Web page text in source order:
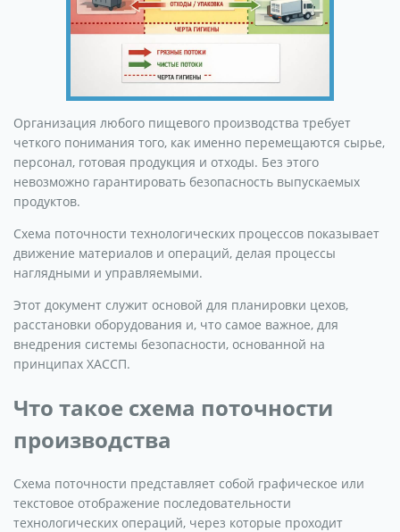
Организация любого пищевого производства требует
четкого понимания того, как именно перемещаются сырье,
персонал, готовая продукция и отходы. Без этого
невозможно гарантировать безопасность выпускаемых
продуктов.
Схема поточности технологических процессов показывает
движение материалов и операций, делая процессы
наглядными и управляемыми.
Этот документ служит основой для планировки цехов,
расстановки оборудования и, что самое важное, для
внедрения системы безопасности, основанной на
принципах ХАССП.
Что такое схема поточности
производства
Схема поточности представляет собой графическое или
текстовое отображение последовательности
технологических операций, через которые проходит